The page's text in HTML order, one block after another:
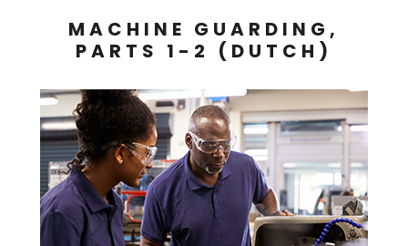
MACHINE GUARDING,
PARTS 1-2 (DUTCH)